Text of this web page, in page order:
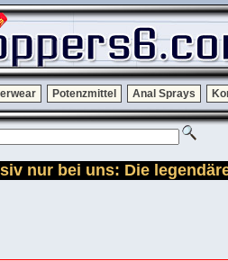
Potenzmittel Anal Sprays
nur bei uns: Die